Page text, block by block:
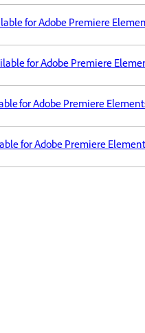
for Adobe Premiere
for Adobe Premiere
for Adobe Premiere
for Adobe Premiere